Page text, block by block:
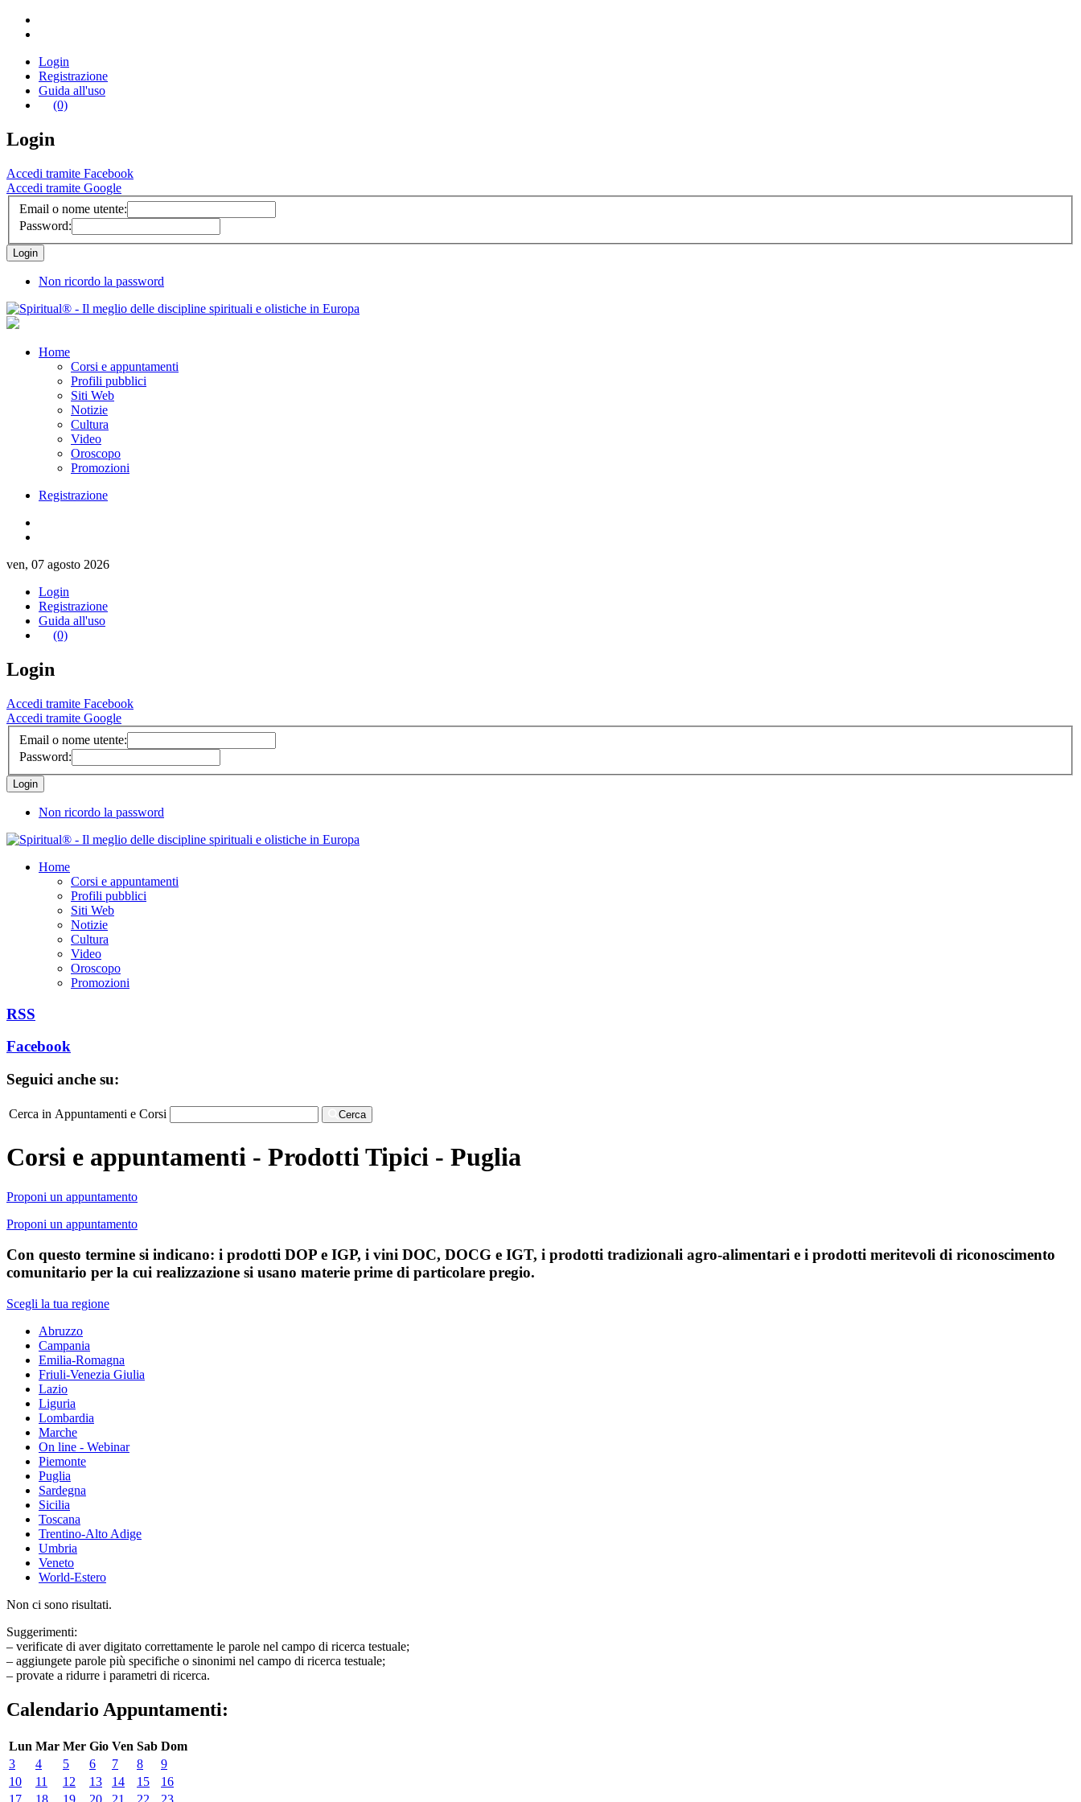
Login
Registrazione
Guida all'uso
(0)
Login
Accedi tramite Facebook
Accedi tramite Google
Email o nome utente:
Password:
Non ricordo la password
Home
Corsi e appuntamenti
Profili pubblici
Siti Web
Notizie
Cultura
Video
Oroscopo
Promozioni
Registrazione
ven, 07 agosto 2026
Login
Registrazione
Guida all'uso
(0)
Login
Accedi tramite Facebook
Accedi tramite Google
Email o nome utente:
Password:
Non ricordo la password
Home
Corsi e appuntamenti
Profili pubblici
Siti Web
Notizie
Cultura
Video
Oroscopo
Promozioni
RSS
Facebook
Seguici anche su:
Cerca in Appuntamenti e Corsi Cerca
Corsi e appuntamenti - Prodotti Tipici - Puglia
Proponi un appuntamento
Proponi un appuntamento
Con questo termine si indicano: i prodotti DOP e IGP, i vini DOC, DOCG e IGT, i prodotti tradizionali agro-alimentari e i prodotti meritevoli di riconoscimento
comunitario per la cui realizzazione si usano materie prime di particolare pregio.
Scegli la tua regione
Abruzzo
Campania
Emilia-Romagna
Friuli-Venezia Giulia
Lazio
Liguria
Lombardia
Marche
On line - Webinar
Piemonte
Puglia
Sardegna
Sicilia
Toscana
Trentino-Alto Adige
Umbria
Veneto
World-Estero
Non ci sono risultati.
Suggerimenti:
– verificate di aver digitato correttamente le parole nel campo di ricerca testuale;
– aggiungete parole più specifiche o sinonimi nel campo di ricerca testuale;
– provate a ridurre i parametri di ricerca.
Calendario Appuntamenti:
Lun Mar Mer Gio Ven Sab Dom
3
4 5 6 7 8
9
10
11 12 13 14 15
16
17
18 19 20 21 22 23